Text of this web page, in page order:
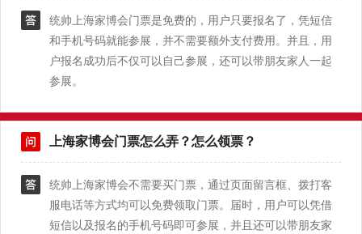
统帅上海家博会门票是免费的，用户只要报名了，凭短信
和手机号码就能参展，并不需要额外支付费用。并且，用
户报名成功后不仅可以自己参展，还可以带朋友家人一起
参展。
上海家博会门票怎么弄？怎么领票？
统帅上海家博会不需要买门票，通过页面留言框、拨打客
服电话等方式均可以免费领取门票。届时，用户可以凭借
短信以及报名的手机号码即可参展，并且还可以带朋友家